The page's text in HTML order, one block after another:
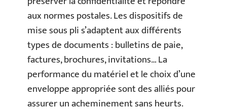
aux normes postales. Les dispositifs de
mise sous pli s’adaptent aux différents
types de documents : bulletins de paie,
factures, brochures, invitations… La
performance du matériel et le choix d’une
enveloppe appropriée sont des alliés pour
assurer un acheminement sans heurts.